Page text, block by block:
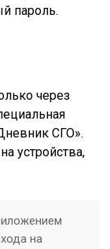
пароль.
через
СГО».
устройства,
на